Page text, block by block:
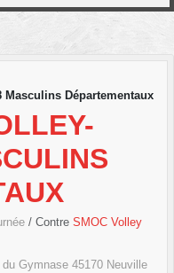
Masculins Départementaux
/ Contre SMOC Volley
Gymnase 45170 Neuville